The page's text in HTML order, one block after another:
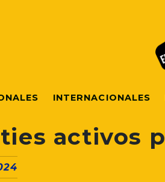
INTERNACIONALES
activos